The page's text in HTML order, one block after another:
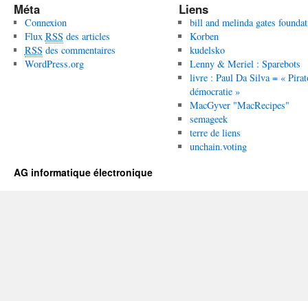
Méta
Connexion
Flux RSS des articles
RSS des commentaires
WordPress.org
Liens
bill and melinda gates
Korben
kudelsko
Lenny & Meriel : Sparebots
livre : Paul Da Silva = «
démocratie »
MacGyver "MacRecipes"
semageek
terre de liens
unchain.voting
AG informatique électronique